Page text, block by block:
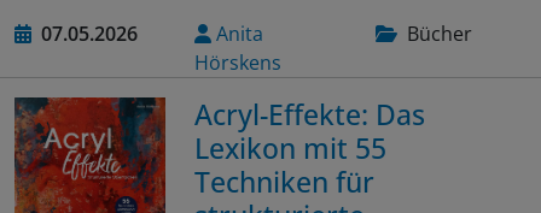
07.05.2026
Anita
Hörskens
Bücher
Acryl-Effekte: Das
Lexikon mit 55
Techniken für